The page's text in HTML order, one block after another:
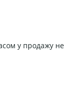
у продажу не